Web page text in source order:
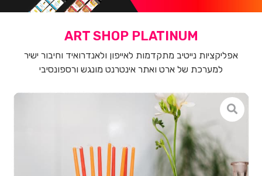
ART SHOP PLATINUM
אפליקציות נייטיב מתקדמות לאייפון ולאנדרואיד וחיבור ישיר
למערכת של ארט ואתר אינטרנט מונגש ורספונסיבי